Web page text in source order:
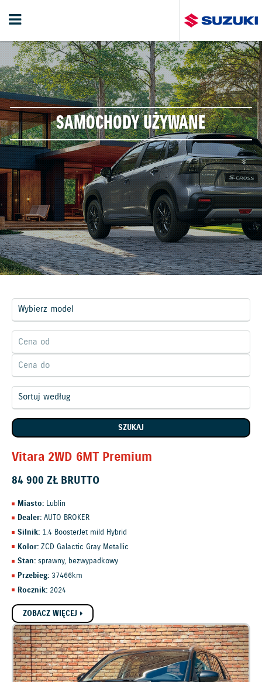
SAMOCHODY UŻYWANE
SZUKAJ
Vitara 2WD 6MT Premium
84 900ZŁ BRUTTO
Miasto: Lublin
Dealer: AUTO BROKER
Silnik: 1.4 BoosterJet mild Hybrid
Kolor: ZCD Galactic Gray Metallic
Stan: sprawny, bezwypadkowy
Przebieg: 37466km
Rocznik: 2024
ZOBACZ WIĘCEJ